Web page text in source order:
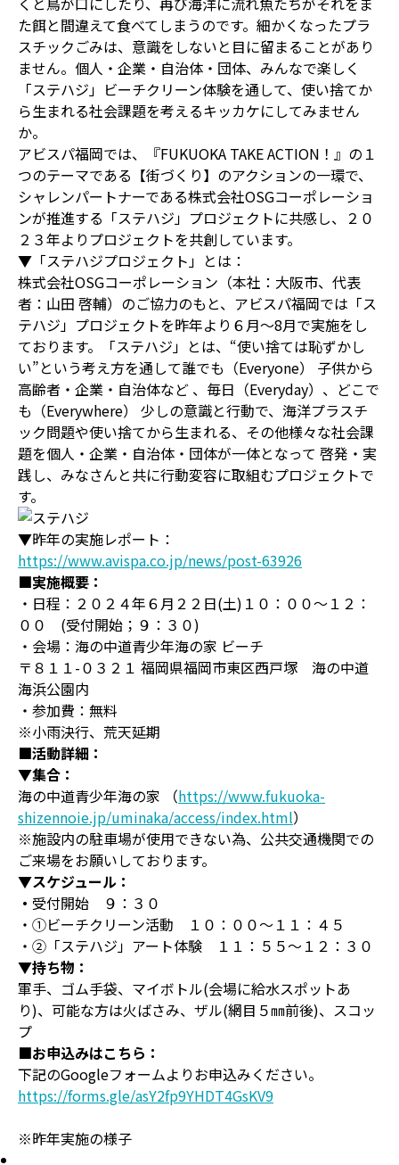
た餌と間違えて食べてしまうのです。細かくなったプラ
スチックごみは、意識をしないと目に留まることがあり
ません。個人・企業・自治体・団体、みんなで楽しく
「ステハジ」ビーチクリーン体験を通して、使い捨てか
ら生まれる社会課題を考えるキッカケにしてみません
か。
アビスパ福岡では、『FUKUOKA TAKE ACTION！』の１
つのテーマである【街づくり】のアクションの一環で、
シャレンパートナーである株式会社OSGコーポレーショ
ンが推進する「ステハジ」プロジェクトに共感し、２０
２３年よりプロジェクトを共創しています。
▼「ステハジプロジェクト」とは：
株式会社OSGコーポレーション（本社：大阪市、代表
者：山田 啓輔）のご協力のもと、アビスパ福岡では「ス
テハジ」プロジェクトを昨年より６月～8月で実施をし
ております。「ステハジ」とは、“使い捨ては恥ずかし
い”という考え方を通して誰でも（Everyone） 子供から
高齢者・企業・自治体など 、毎日（Everyday）、どこで
も（Everywhere） 少しの意識と行動で、海洋プラスチ
ック問題や使い捨てから生まれる、その他様々な社会課
題を個人・企業・自治体・団体が一体となって 啓発・実
践し、みなさんと共に行動変容に取組むプロジェクトで
す。
▼昨年の実施レポート：
https://www.avispa.co.jp/news/post-63926
■実施概要：
・日程：２０２４年６月２２日(土)１０：００～１２：
００ (受付開始；９：３０)
・会場：海の中道青少年海の家 ビーチ
〒８１１-０３２１ 福岡県福岡市東区西戸塚 海の中道
海浜公園内
・参加費：無料
※小雨決行、荒天延期
■活動詳細：
▼集合：
海の中道青少年海の家 （https://www.fukuoka-
shizennoie.jp/uminaka/access/index.html）
※施設内の駐車場が使用できない為、公共交通機関での
ご来場をお願いしております。
▼スケジュール：
・ 受付開始 ９：３０
・①ビーチクリーン活動 １０：００～１１：４５
・②「ステハジ」アート体験 １１：５５～１２：３０
▼持ち物：
軍手、ゴム手袋、マイボトル(会場に給水スポットあ
り)、可能な方は火ばさみ、ザル(網目５㎜前後)、スコッ
プ
■お申込みはこちら：
下記のGoogleフォームよりお申込みください。
https://forms.gle/asY2fp9YHDT4GsKV9
※昨年実施の様子